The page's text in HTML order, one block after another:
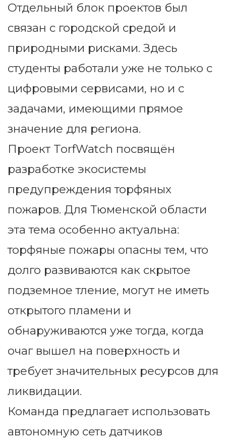
Отдельный блок проектов был
связан с городской средой и
природными рисками. Здесь
студенты работали уже не только с
цифровыми сервисами, но и с
задачами, имеющими прямое
значение для региона.
Проект TorfWatch посвящён
разработке экосистемы
предупреждения торфяных
пожаров. Для Тюменской области
эта тема особенно актуальна:
торфяные пожары опасны тем, что
долго развиваются как скрытое
подземное тление, могут не иметь
открытого пламени и
обнаруживаются уже тогда, когда
очаг вышел на поверхность и
требует значительных ресурсов для
ликвидации.
Команда предлагает использовать
автономную сеть датчиков